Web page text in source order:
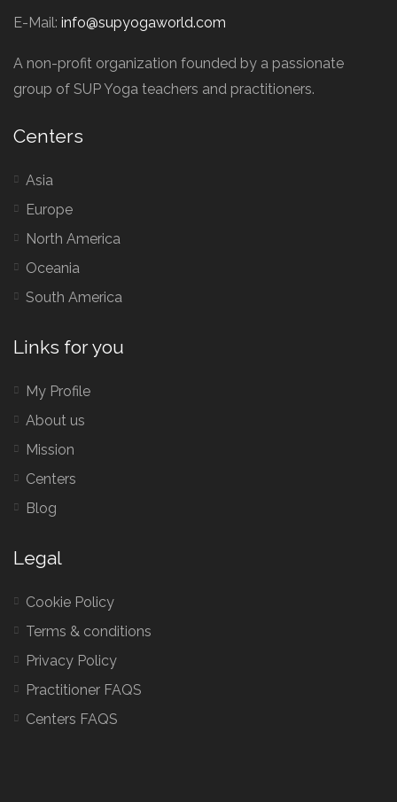
E-Mail: info@supyogaworld.com
A non-profit organization founded by a passionate
group of SUP Yoga teachers and practitioners.
Centers
Asia
Europe
North America
Oceania
South America
Links for you
My Profile
About us
Mission
Centers
Blog
Legal
Cookie Policy
Terms & conditions
Privacy Policy
Practitioner FAQS
Centers FAQS